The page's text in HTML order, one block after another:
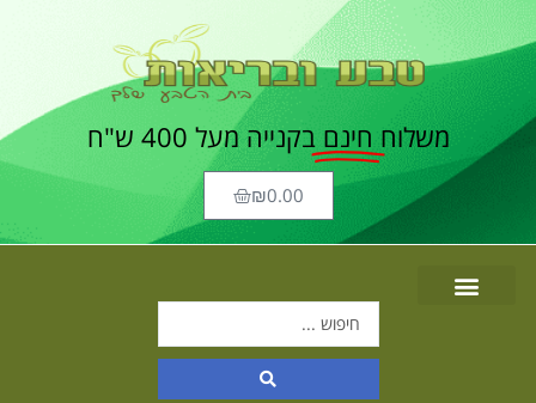
משלוח חינם בקנייה מעל 400 ש"ח
₪0.00